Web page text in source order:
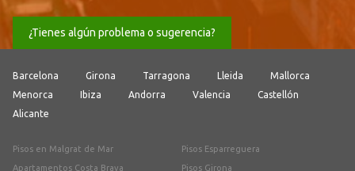
¿Tienes algún problema o sugerencia?
Barcelona Girona Tarragona Lleida
Mallorca
Menorca
Ibiza Andorra Valencia
Castellón
Alicante
Pisos en Malgrat de Mar
Apartamentos Costa Brava
Pisos Esparreguera
Pisos Girona